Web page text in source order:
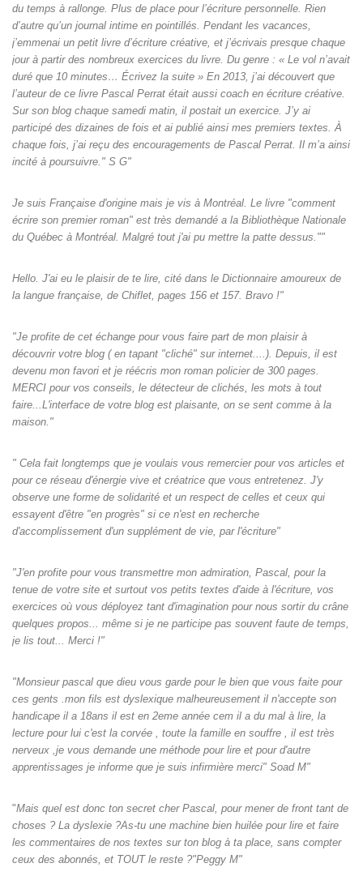
du temps à rallonge. Plus de place pour l’écriture personnelle. Rien
d’autre qu’un journal intime en pointillés. Pendant les vacances,
j’emmenai un petit livre d’écriture créative, et j’écrivais presque chaque
jour à partir des nombreux exercices du livre. Du genre : « Le vol n’avait
duré que 10 minutes… Écrivez la suite » En 2013, j’ai découvert que
l’auteur de ce livre Pascal Perrat était aussi coach en écriture créative.
Sur son blog chaque samedi matin, il postait un exercice. J’y ai
participé des dizaines de fois et ai publié ainsi mes premiers textes. À
chaque fois, j’ai reçu des encouragements de Pascal Perrat. Il m’a ainsi
incité à poursuivre." S G"
Je suis Française d'origine mais je vis à Montréal. Le livre "comment
écrire son premier roman" est très demandé a la Bibliothèque Nationale
du Québec à Montréal. Malgré tout j'ai pu mettre la patte dessus.""
Hello. J'ai eu le plaisir de te lire, cité dans le Dictionnaire amoureux de
la langue française, de Chiflet, pages 156 et 157. Bravo !"
"Je profite de cet échange pour vous faire part de mon plaisir à
découvrir votre blog ( en tapant "cliché" sur internet....). Depuis, il est
devenu mon favori et je réécris mon roman policier de 300 pages.
MERCI pour vos conseils, le détecteur de clichés, les mots à tout
faire...L'interface de votre blog est plaisante, on se sent comme à la
maison."
" Cela fait longtemps que je voulais vous remercier pour vos articles et
pour ce réseau d'énergie vive et créatrice que vous entretenez. J'y
observe une forme de solidarité et un respect de celles et ceux qui
essayent d'être "en progrès" si ce n'est en recherche
d'accomplissement d'un supplément de vie, par l'écriture"
"J'en profite pour vous transmettre mon admiration, Pascal, pour la
tenue de votre site et surtout vos petits textes d'aide à l'écriture, vos
exercices où vous déployez tant d'imagination pour nous sortir du crâne
quelques propos... même si je ne participe pas souvent faute de temps,
je lis tout... Merci !"
"Monsieur pascal que dieu vous garde pour le bien que vous faite pour
ces gents .mon fils est dyslexique malheureusement il n'accepte son
handicape il a 18ans il est en 2eme année cem il a du mal à lire, la
lecture pour lui c'est la corvée , toute la famille en souffre , il est très
nerveux ,je vous demande une méthode pour lire et pour d'autre
apprentissages je informe que je suis infirmière merci" Soad M"
"Mais quel est donc ton secret cher Pascal, pour mener de front tant de
choses ? La dyslexie ?As-tu une machine bien huilée pour lire et faire
les commentaires de nos textes sur ton blog à ta place, sans compter
ceux des abonnés, et TOUT le reste ?"Peggy M"